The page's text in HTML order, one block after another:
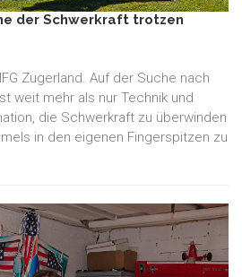
der Schwerkraft trotzen
Zugerland. Auf der Suche nach
weit mehr als nur Technik und
die Schwerkraft zu überwinden
in den eigenen Fingerspitzen zu